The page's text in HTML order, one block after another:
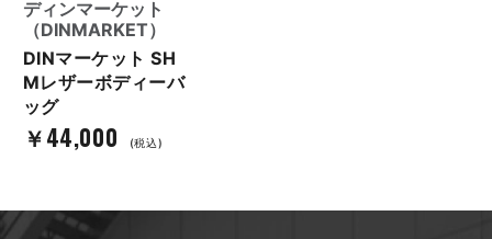
ディンマーケット
（DINMARKET）
DINマーケット SH
Mレザーボディーバ
ッグ
￥44,000 (税込)